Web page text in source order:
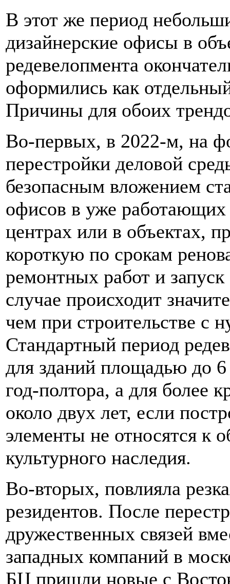
В этот же период
дизайнерские офисы в
редевелопмента
оформились как
Причины для обоих
Во-первых, в 2022-м, на
перестройки деловой
безопасным вложением
офисов в уже работающих
центрах или в объектах,
короткую по срокам
ремонтных работ и
случае происходит
чем при строительстве с
Стандартный период
для зданий площадью до
год-полтора, а для более
около двух лет, если
элементы не относятся к
культурного наследия.
Во-вторых, повлияла
резидентов. После
дружественных связей
западных компаний в
БЦ пришли новые с